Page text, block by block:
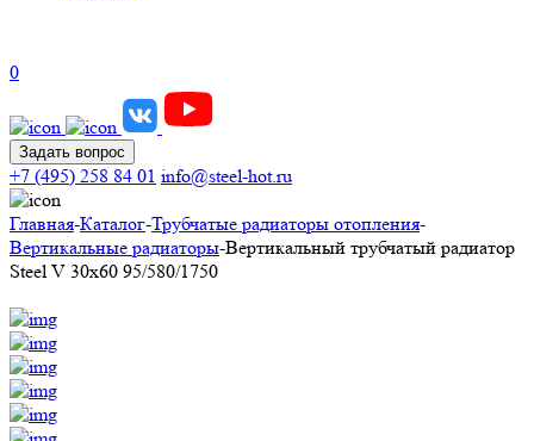
0
Задать вопрос
+7 (495) 258 84 01 info@steel-hot.ru
Главная-Каталог-Трубчатые радиаторы отопления-
Вертикальные радиаторы-Вертикальный трубчатый радиатор
Steel V 30х60 95/580/1750